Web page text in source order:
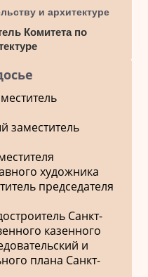
и архитектуре
Комитета по
заместитель
художника
председателя
Санкт-
казенного
и
плана Санкт-